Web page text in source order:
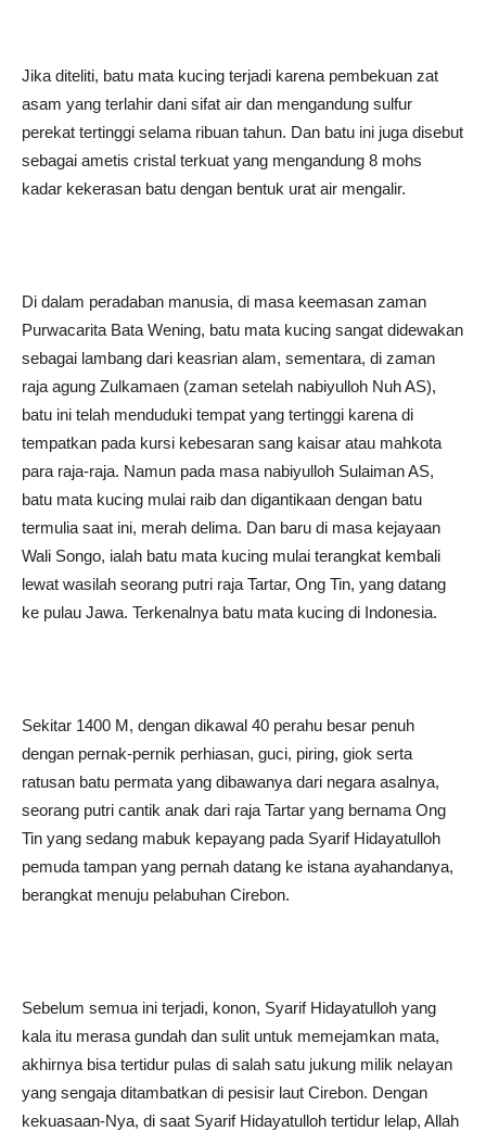
Jika diteliti, batu mata kucing terjadi karena pembekuan zat
asam yang terlahir dani sifat air dan mengandung sulfur
perekat tertinggi selama ribuan tahun. Dan batu ini juga disebut
sebagai ametis cristal terkuat yang mengandung 8 mohs
kadar kekerasan batu dengan bentuk urat air mengalir.
Di dalam peradaban manusia, di masa keemasan zaman
Purwacarita Bata Wening, batu mata kucing sangat didewakan
sebagai lambang dari keasrian alam, sementara, di zaman
raja agung Zulkamaen (zaman setelah nabiyulloh Nuh AS),
batu ini telah menduduki tempat yang tertinggi karena di
tempatkan pada kursi kebesaran sang kaisar atau mahkota
para raja-raja. Namun pada masa nabiyulloh Sulaiman AS,
batu mata kucing mulai raib dan digantikaan dengan batu
termulia saat ini, merah delima. Dan baru di masa kejayaan
Wali Songo, ialah batu mata kucing mulai terangkat kembali
lewat wasilah seorang putri raja Tartar, Ong Tin, yang datang
ke pulau Jawa. Terkenalnya batu mata kucing di Indonesia.
Sekitar 1400 M, dengan dikawal 40 perahu besar penuh
dengan pernak-pernik perhiasan, guci, piring, giok serta
ratusan batu permata yang dibawanya dari negara asalnya,
seorang putri cantik anak dari raja Tartar yang bernama Ong
Tin yang sedang mabuk kepayang pada Syarif Hidayatulloh
pemuda tampan yang pernah datang ke istana ayahandanya,
berangkat menuju pelabuhan Cirebon.
Sebelum semua ini terjadi, konon, Syarif Hidayatulloh yang
kala itu merasa gundah dan sulit untuk memejamkan mata,
akhirnya bisa tertidur pulas di salah satu jukung milik nelayan
yang sengaja ditambatkan di pesisir laut Cirebon. Dengan
kekuasaan-Nya, di saat Syarif Hidayatulloh tertidur lelap, Allah